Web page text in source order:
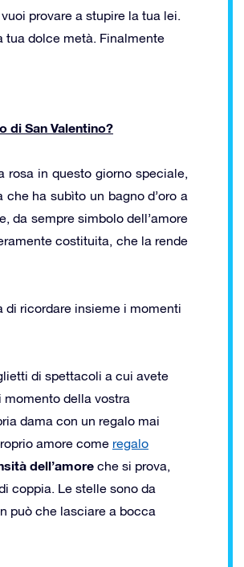
provare a stupire la tua lei.
tua dolce metà. Finalmente
di San Valentino?
rosa in questo giorno speciale,
ha subìto un bagno d’oro a
da sempre simbolo dell’amore
costituita, che la rende
di ricordare insieme i momenti
di spettacoli a cui avete
della vostra
dama con un regalo mai
amore come regalo
dell’amore che si prova,
coppia. Le stelle sono da
può che lasciare a bocca